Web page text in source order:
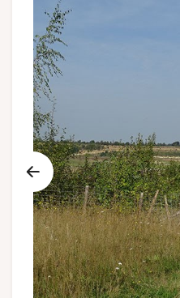
Groupes et voyagistes
FR EN NL DE